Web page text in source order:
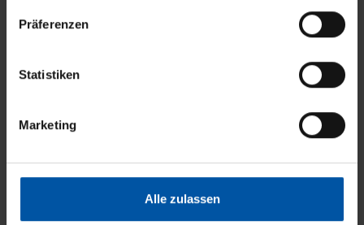
Präferenzen
Statistiken
Marketing
Alle zulassen